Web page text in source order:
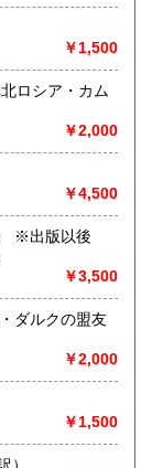
ラリーのみ不
。
古書一般（そ
￥1,500
ロシア・カム
￥2,000
￥4,500
※出版以後
￥3,500
ダルクの盟友
￥2,000
￥1,500